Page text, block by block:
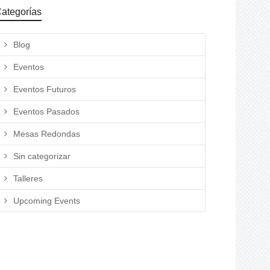
Blog
Eventos
Eventos Futuros
Eventos Pasados
Mesas Redondas
Sin categorizar
Talleres
Upcoming Events